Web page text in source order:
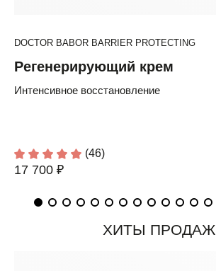
DOCTOR BABOR BARRIER PROTECTING
Регенерирующий крем
Интенсивное восстановление
(46)
17 700 ₽
ХИТЫ ПРОДАЖ